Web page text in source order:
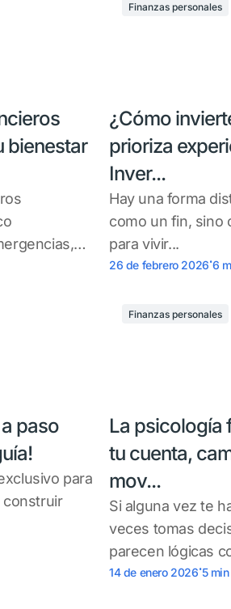
bienestar
Finanzas personales
¿Cómo
prioriza
Inver...
Hay una forma
como un fin, sino
para vivir...
26 de febrero 2026.6
paso
para
construir
Finanzas personales
La psicología
tu cuenta,
mov...
Si alguna vez te
veces tomas
parecen lógicas
14 de enero 2026.5 min